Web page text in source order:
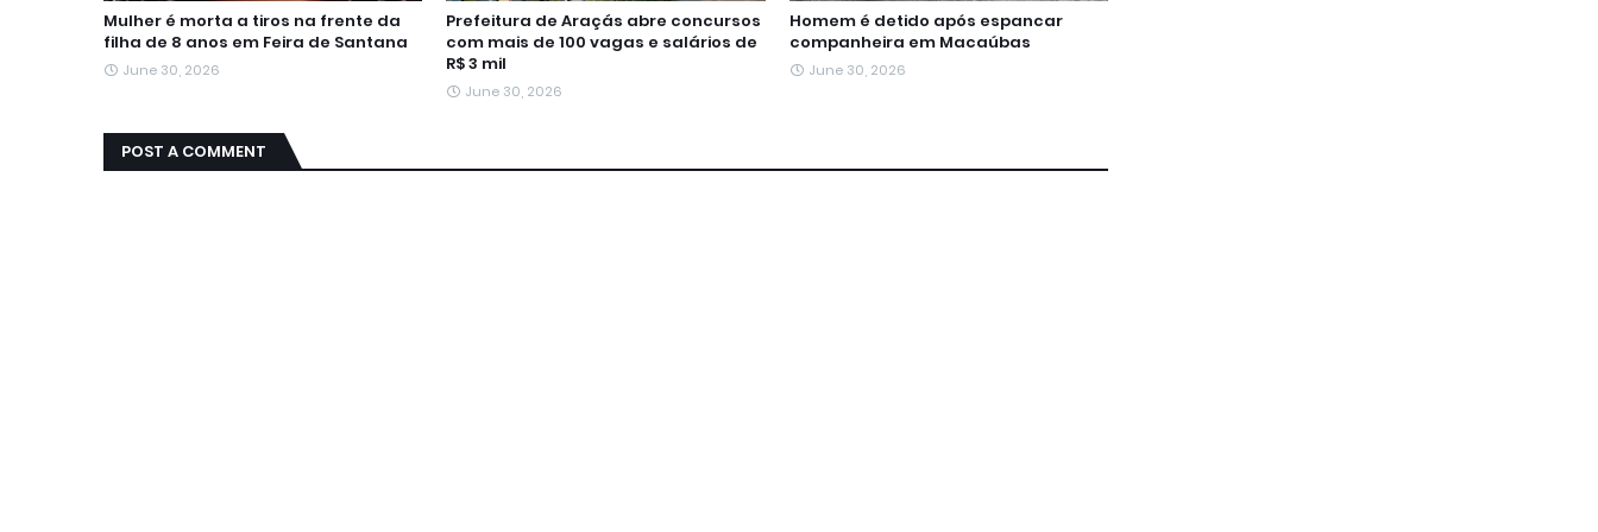
Mulher é morta a tiros na frente da
filha de 8 anos em Feira de Santana
June 30, 2026
Prefeitura de Araçás abre concursos
com mais de 100 vagas e salários de
R$ 3 mil
June 30, 2026
Homem é detido após espancar
companheira em Macaúbas
June 30, 2026
POST A COMMENT